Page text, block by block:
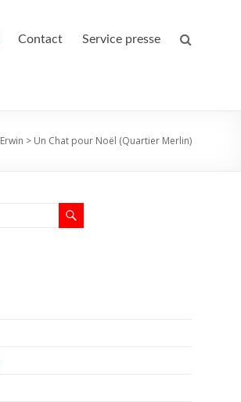
Contact Service presse
> Un Chat pour Noël (Quartier Merlin)